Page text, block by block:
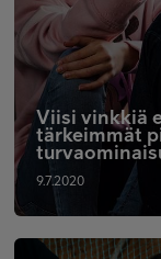
Viisi vinkkiä
tärkeimmät
9.7.2020